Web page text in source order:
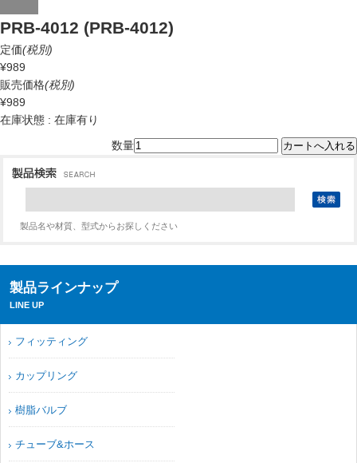
PRB-4012 (PRB-4012)
定価(税別)
¥989
販売価格(税別)
¥989
在庫状態 : 在庫有り
数量
製品名や材質、型式からお探しください
製品ラインナップ
LINE UP
フィッティング
カップリング
樹脂バルブ
チューブ&ホース